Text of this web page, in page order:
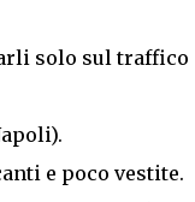
solo sul traffico
e poco vestite.